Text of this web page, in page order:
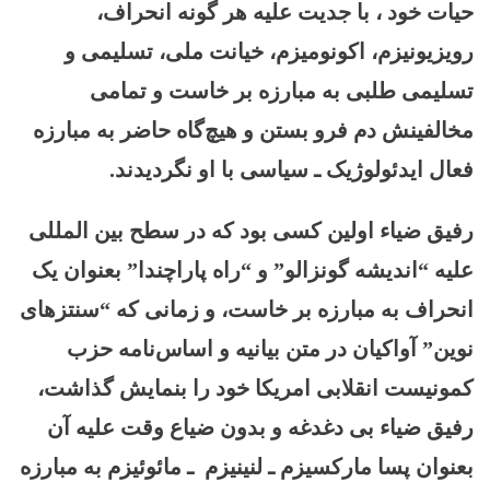
حیات خود ، با جدیت علیه هر گونه انحراف،
رویزیونیزم، اکونومیزم، خیانت ملی، تسلیمی و
تسلیمی طلبی به مبارزه بر خاست و تمامی
مخالفینش دم فرو بستن و هیچ‌گاه حاضر به مبارزه
فعال ایدئولوژیک ـ سیاسی با او نگردیدند.
رفیق ضیاء اولین کسی بود که در سطح بین المللی
علیه “اندیشه گونزالو” و “راه پاراچندا” بعنوان یک
انحراف به مبارزه بر خاست، و زمانی که “سنتزهای
نوین” آواکیان در متن بیانیه و اساس‌نامه حزب
کمونیست انقلابی امریکا خود را بنمایش گذاشت،
رفیق ضیاء بی دغدغه و بدون ضیاع وقت علیه آن
بعنوان پسا مارکسیزم ـ لنینیزم ـ مائوئیزم به مبارزه